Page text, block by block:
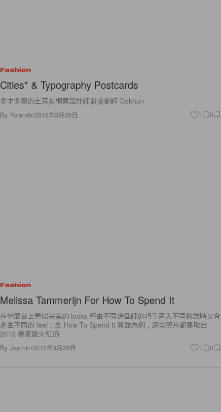
Fashion
Cities* & Typography Postcards
多才多藝的土耳其網頁設計師兼攝影師 Gokhun
By Yolanda/2012年3月28日 1 0
Fashion
Melissa Tammerijn For How To Spend It
在伸展台上看似完美的 looks 經由不同造型師的巧手置入不同雜誌時又會
產生不同的 feel，拿 How To Spend It 雜誌為例，這些照片都是取自
2012 春夏最火紅的
By Jasmin/2012年3月28日 1 0